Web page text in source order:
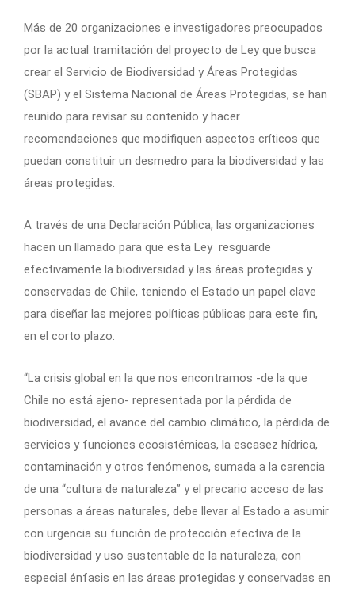
Más de 20 organizaciones e investigadores preocupados
por la actual tramitación del proyecto de Ley que busca
crear el Servicio de Biodiversidad y Áreas Protegidas
(SBAP) y el Sistema Nacional de Áreas Protegidas, se han
reunido para revisar su contenido y hacer
recomendaciones que modifiquen aspectos críticos que
puedan constituir un desmedro para la biodiversidad y las
áreas protegidas.
A través de una Declaración Pública, las organizaciones
hacen un llamado para que esta Ley resguarde
efectivamente la biodiversidad y las áreas protegidas y
conservadas de Chile, teniendo el Estado un papel clave
para diseñar las mejores políticas públicas para este fin,
en el corto plazo.
“La crisis global en la que nos encontramos -de la que
Chile no está ajeno- representada por la pérdida de
biodiversidad, el avance del cambio climático, la pérdida de
servicios y funciones ecosistémicas, la escasez hídrica,
contaminación y otros fenómenos, sumada a la carencia
de una “cultura de naturaleza” y el precario acceso de las
personas a áreas naturales, debe llevar al Estado a asumir
con urgencia su función de protección efectiva de la
biodiversidad y uso sustentable de la naturaleza, con
especial énfasis en las áreas protegidas y conservadas en